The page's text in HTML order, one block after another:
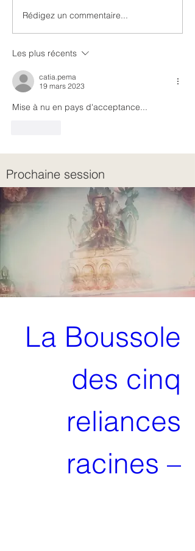
Rédigez un commentaire...
Les plus récents
catia.pema
19 mars 2023
Mise à nu en pays d'acceptance...
Prochaine session
La Boussole
des cinq
reliances
racines –